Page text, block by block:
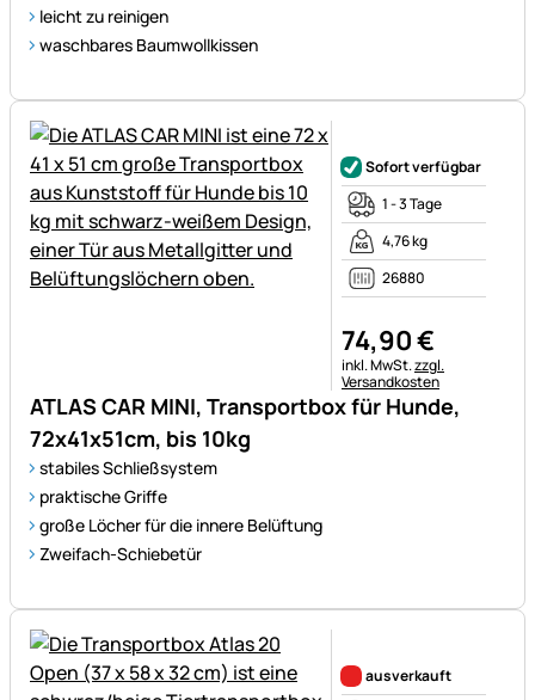
leicht zu reinigen
waschbares Baumwollkissen
ATLAS CAR MINI, Transportbox für Hunde,
72x41x51cm, bis 10kg
stabiles Schließsystem
praktische Griffe
große Löcher für die innere Belüftung
Zweifach-Schiebetür
Sofort verfügbar
1 - 3 Tage
4,76 kg
26880
74,90€
Steuerhinweis:
inkl. MwSt.zzgl.
Versandkosten
ausverkauft